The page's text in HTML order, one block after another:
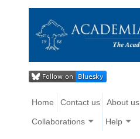
Home Contact us About us
Collaborations Help